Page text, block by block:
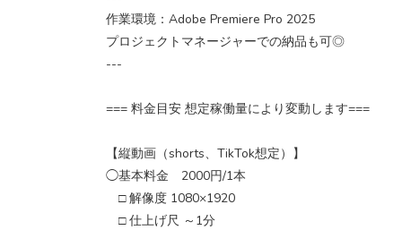
作業環境：Adobe Premiere Pro 2025
プロジェクトマネージャーでの納品も可◎
---
=== 料金目安 想定稼働量により変動します===
【縦動画（shorts、TikTok想定）】
◯基本料金 2000円/1本
□ 解像度 1080×1920
□ 仕上げ尺 ～1分